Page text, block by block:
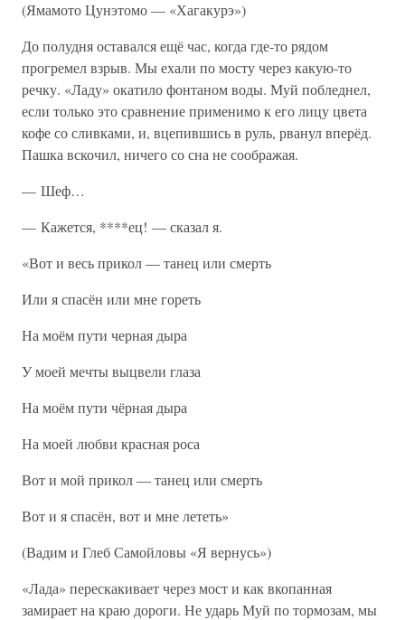
(Ямамото Цунэтомо — «Хагакурэ»)
До полудня оставался ещё час, когда где-то рядом
прогремел взрыв. Мы ехали по мосту через какую-то
речку. «Ладу» окатило фонтаном воды. Муй побледнел,
если только это сравнение применимо к его лицу цвета
кофе со сливками, и, вцепившись в руль, рванул вперёд.
Пашка вскочил, ничего со сна не соображая.
— Шеф…
— Кажется, ****ец! — сказал я.
«Вот и весь прикол — танец или смерть
Или я спасён или мне гореть
На моём пути черная дыра
У моей мечты выцвели глаза
На моём пути чёрная дыра
На моей любви красная роса
Вот и мой прикол — танец или смерть
Вот и я спасён, вот и мне лететь»
(Вадим и Глеб Самойловы «Я вернусь»)
«Лада» перескакивает через мост и как вкопанная
замирает на краю дороги. Не ударь Муй по тормозам, мы